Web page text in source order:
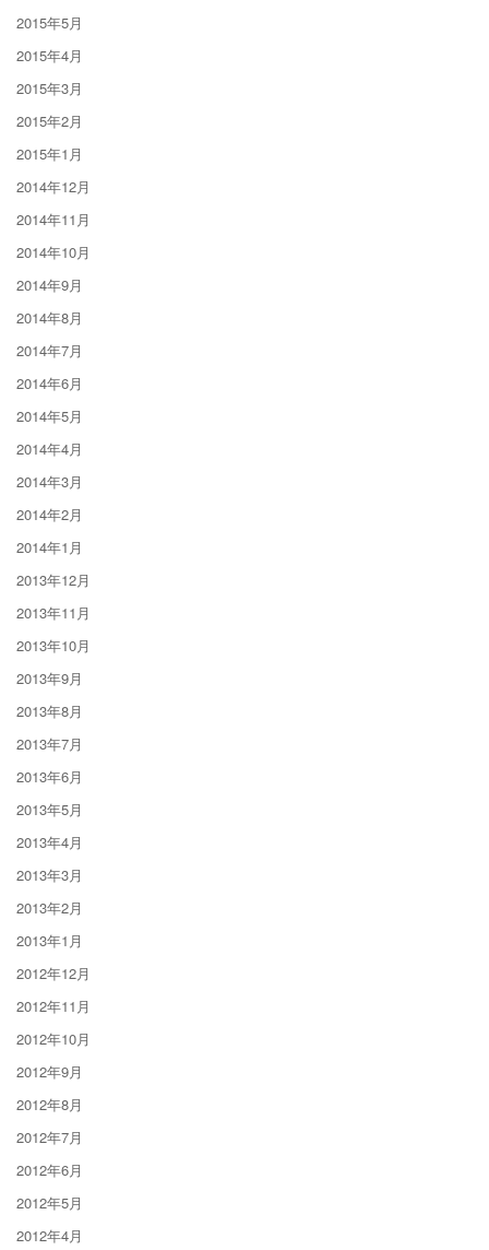
2015年5月
2015年4月
2015年3月
2015年2月
2015年1月
2014年12月
2014年11月
2014年10月
2014年9月
2014年8月
2014年7月
2014年6月
2014年5月
2014年4月
2014年3月
2014年2月
2014年1月
2013年12月
2013年11月
2013年10月
2013年9月
2013年8月
2013年7月
2013年6月
2013年5月
2013年4月
2013年3月
2013年2月
2013年1月
2012年12月
2012年11月
2012年10月
2012年9月
2012年8月
2012年7月
2012年6月
2012年5月
2012年4月